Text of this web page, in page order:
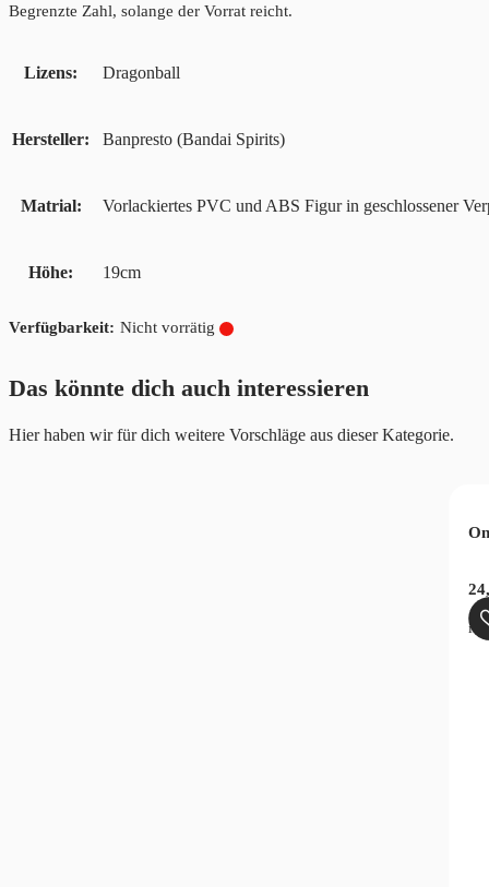
Begrenzte Zahl, solange der Vorrat reicht.
Lizens Dragonball
Hersteller Banpresto (Bandai Spirits)
Matrial Vorlackiertes PVC und ABS Figur in geschlossener
Höhe 19cm
Nicht vorrätig
Das könnte dich auch interessieren
Hier haben wir für dich weitere Vorschläge aus dieser Kategorie.